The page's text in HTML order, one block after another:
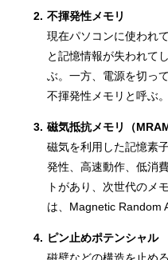
2. 不揮発性メモリ
現在パソコンに使われ
と記憶情報が失われて
ぶ。一方、電源を切っ
不揮発性メモリと呼ぶ。
3. 磁気抵抗メモリ（
磁気を利用した記憶素
発性、高速動作、低消
トがあり、次世代のメ
は、Magnetic Random
4. ピン止めポテンシャル